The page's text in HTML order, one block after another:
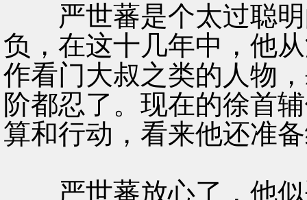
严世蕃是个太过聪明
负，在这十几年中，他
作看门大叔之类的人物
阶都忍了。现在的徐首
算和行动，看来他还准
严世蕃放心了，他似